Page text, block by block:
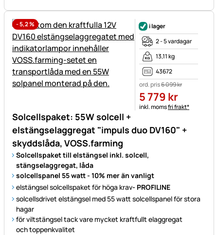
-5,2%
Solcellspaket: 55W solcell +
elstängselaggregat "impuls duo DV160" +
skyddslåda, VOSS.farming
Solcellspaket till elstängsel inkl. solcell,
stängselaggregat, låda
solcellspanel 55 watt - 10% mer än vanligt
elstängsel solcellspaket för höga krav- PROFILINE
solcellsdrivet elstängsel med 55 watt solcellspanel för stora
hagar
för viltstängsel tack vare mycket kraftfullt elaggregat
och toppenkvalitet
i lager
2 - 5 vardagar
13,11 kg
43672
ord. pris6 099kr
5 779 kr
Skatteinformation:
inkl. momsfri frakt*